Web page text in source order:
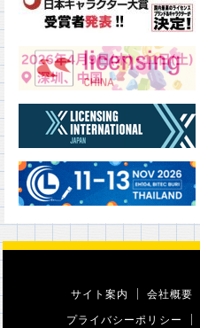
サイト案内 会社概要
プライバシーポリシー